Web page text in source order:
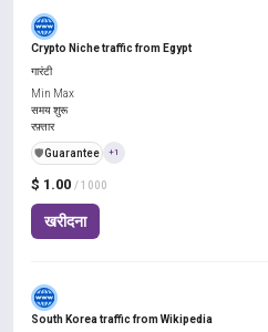
Crypto Niche traffic from Egypt
$ 1.00 / 1000
खरीदना
गारंटी
Min Max
समय शुरू
रफ़्तार
️🛡️Guarantee +1
South Korea traffic from Wikipedia